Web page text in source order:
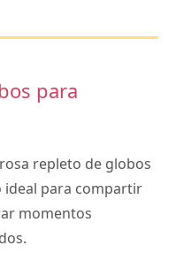
para
repleto de globos
ideal para compartir
momentos